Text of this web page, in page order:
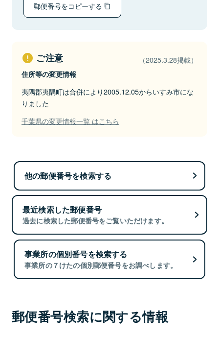
郵便番号をコピーする
ご注意 （2025.3.28掲載）
住所等の変更情報
夷隅郡夷隅町は合併により2005.12.05からいすみ市にな
りました
千葉県の変更情報一覧 はこちら
他の郵便番号を検索する
最近検索した郵便番号
過去に検索した郵便番号をご覧いただけます。
事業所の個別番号を検索する
事業所の７けたの個別郵便番号をお調べします。
郵便番号検索に関する情報